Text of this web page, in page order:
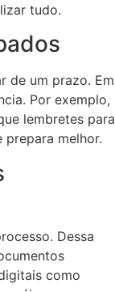
tudo.
de um prazo. Em
Por exemplo,
lembretes para
prepara melhor.
Dessa
como